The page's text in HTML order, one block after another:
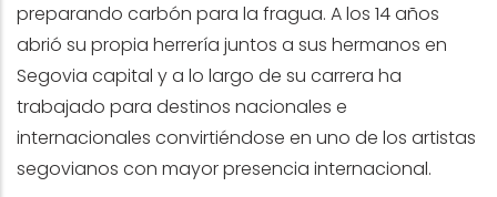
preparando carbón para la fragua. A los 14 años
abrió su propia herrería juntos a sus hermanos en
Segovia capital y a lo largo de su carrera ha
trabajado para destinos nacionales e
internacionales convirtiéndose en uno de los artistas
segovianos con mayor presencia internacional.